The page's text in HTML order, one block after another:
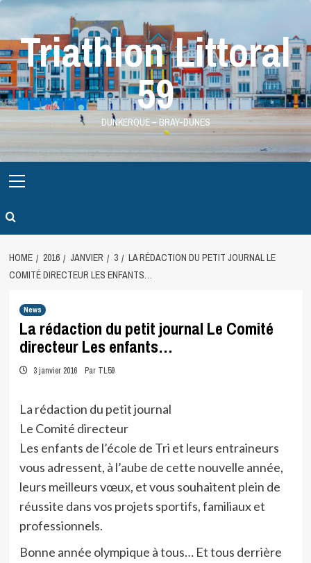
Skip
contentTriathlon Littoral
59
DUNKERQUE – BRAY-DUNES
Menu
HOME 2016 JANVIER 3
LA RÉDACTION DU PETIT JOURNAL LE
COMITÉ DIRECTEUR LES ENFANTS…
News
La rédaction du petit journal Le Comité
directeur Les enfants…
3 janvier 2016 Par TL59
La rédaction du petit journal
Le Comité directeur
Les enfants de l’école de Tri et leurs entraineurs
vous adressent, à l’aube de cette nouvelle année,
leurs meilleurs vœux, et vous souhaitent plein de
réussite dans vos projets sportifs, familiaux et
professionnels.
Bonne année olympique à tous… Et tous derrière